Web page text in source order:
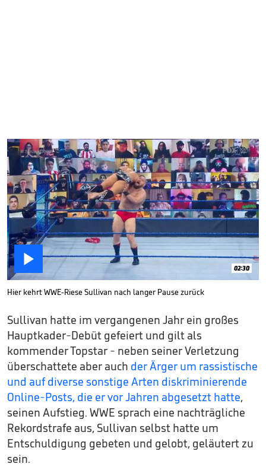
 02:30
Hier kehrt WWE-Riese Sullivan nach langer Pause zurück
Sullivan hatte im vergangenen Jahr ein großes
Hauptkader-Debüt gefeiert und gilt als
kommender Topstar - neben seiner Verletzung
überschattete aber auch der Ärger um rassistische
und auf diverse sonstige Arten diskriminierende
Online-Posts, die er vor Jahren abgesetzt hatte,
seinen Aufstieg. WWE sprach eine nachträgliche
Rekordstrafe aus, Sullivan selbst hatte um
Entschuldigung gebeten und gelobt, geläutert zu
sein.